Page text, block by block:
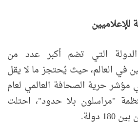
للإعلاميين
التي تضم أكبر عدد من
في العالم، حيث يُحتجز ما لا يقل
وفي مؤشر حرية الصحافة العالمي لعام
منظمة "مراسلون بلا حدود"، احتلت